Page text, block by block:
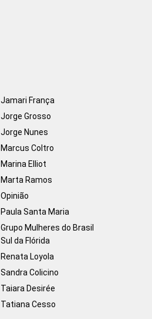
Jamari França
Jorge Grosso
Jorge Nunes
Marcus Coltro
Marina Elliot
Marta Ramos
Opinião
Paula Santa Maria
Grupo Mulheres do Brasil
Sul da Flórida
Renata Loyola
Sandra Colicino
Taiara Desirée
Tatiana Cesso